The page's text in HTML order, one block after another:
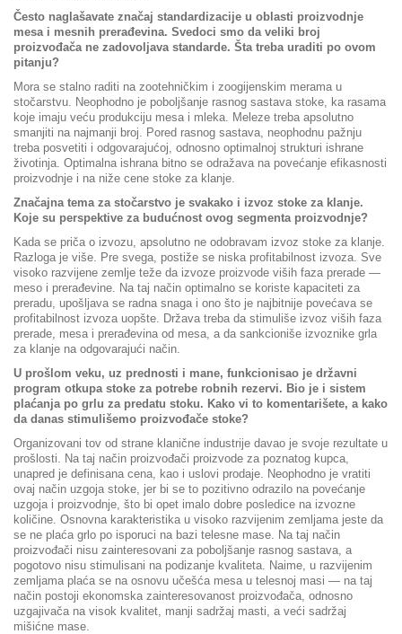
Često naglašavate značaj standardizacije u oblasti proizvodnje
mesa i mesnih prerađevina. Svedoci smo da veliki broj
proizvođača ne zadovoljava standarde. Šta treba uraditi po ovom
pitanju?
Mora se stalno raditi na zootehničkim i zoogijenskim merama u
stočarstvu. Neophodno je poboljšanje rasnog sastava stoke, ka rasama
koje imaju veću produkciju mesa i mleka. Meleze treba apsolutno
smanjiti na najmanji broj. Pored rasnog sastava, neophodnu pažnju
treba posvetiti i odgovarajućoj, odnosno optimalnoj strukturi ishrane
životinja. Optimalna ishrana bitno se odražava na povećanje efikasnosti
proizvodnje i na niže cene stoke za klanje.
Značajna tema za stočarstvo je svakako i izvoz stoke za klanje.
Koje su perspektive za budućnost ovog segmenta proizvodnje?
Kada se priča o izvozu, apsolutno ne odobravam izvoz stoke za klanje.
Razloga je više. Pre svega, postiže se niska profitabilnost izvoza. Sve
visoko razvijene zemlje teže da izvoze proizvode viših faza prerade —
meso i prerađevine. Na taj način optimalno se koriste kapaciteti za
preradu, upošljava se radna snaga i ono što je najbitnije povećava se
profitabilnost izvoza uopšte. Država treba da stimuliše izvoz viših faza
prerade, mesa i prerađevina od mesa, a da sankcioniše izvoznike grla
za klanje na odgovarajući način.
U prošlom veku, uz prednosti i mane, funkcionisao je državni
program otkupa stoke za potrebe robnih rezervi. Bio je i sistem
plaćanja po grlu za predatu stoku. Kako vi to komentarišete, a kako
da danas stimulišemo proizvođače stoke?
Organizovani tov od strane klanične industrije davao je svoje rezultate u
prošlosti. Na taj način proizvođači proizvode za poznatog kupca,
unapred je definisana cena, kao i uslovi prodaje. Neophodno je vratiti
ovaj način uzgoja stoke, jer bi se to pozitivno odrazilo na povećanje
uzgoja i proizvodnje, što bi opet imalo dobre posledice na izvozne
količine. Osnovna karakteristika u visoko razvijenim zemljama jeste da
se ne plaća grlo po isporuci na bazi telesne mase. Na taj način
proizvođači nisu zainteresovani za poboljšanje rasnog sastava, a
pogotovo nisu stimulisani na podizanje kvaliteta. Naime, u razvijenim
zemljama plaća se na osnovu učešća mesa u telesnoj masi — na taj
način postoji ekonomska zainteresovanost proizvođača, odnosno
uzgajivača na visok kvalitet, manji sadržaj masti, a veći sadržaj
mišićne mase.